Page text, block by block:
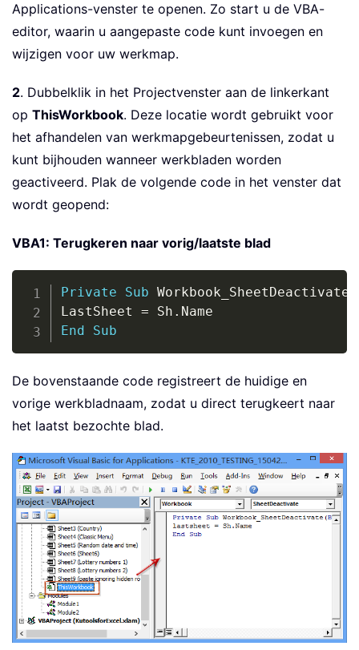
Applications-venster te openen. Zo start u de VBA-
editor, waarin u aangepaste code kunt invoegen en
wijzigen voor uw werkmap.
2. Dubbelklik in het Projectvenster aan de linkerkant
op ThisWorkbook. Deze locatie wordt gebruikt voor
het afhandelen van werkmapgebeurtenissen, zodat u
kunt bijhouden wanneer werkbladen worden
geactiveerd. Plak de volgende code in het venster dat
wordt geopend:
VBA1: Terugkeren naar vorig/laatste blad
Private Sub Workbook_SheetDeactivate
LastSheet = Sh .
End
Sub
Copy
De bovenstaande code registreert de huidige en
vorige werkbladnaam, zodat u direct terugkeert naar
het laatst bezochte blad.